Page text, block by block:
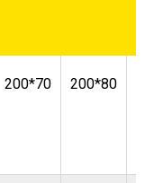
200*70 200*80